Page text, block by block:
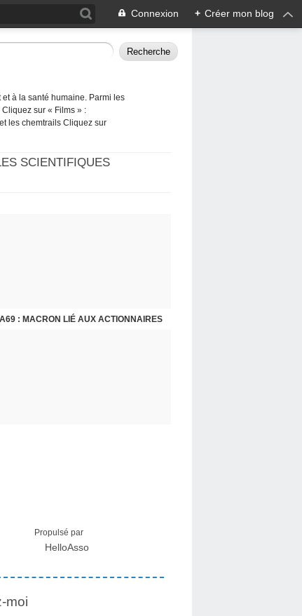
Connexion + Créer mon blog
à la santé humaine. Parmi les
sur « Films » :
les chemtrails Cliquez sur
SCIENTIFIQUES
: MACRON LIÉ AUX ACTIONNAIRES
CRISE MIGRATOIRE À CEUTA : UN JEUNE FRANÇAIS SUR PLACE RÉTABLIT LES FAITS ! - RAPHAËL AYMA
Propulsé par
HelloAsso
moi